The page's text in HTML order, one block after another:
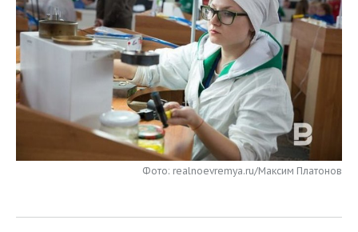
КОМУ ПРИНАДЛЕЖАТ
ТОРГОВЫЕ ЦЕНТРЫ
ТАТАРСТАНА
БЮДЖЕТ
ИНВЕСТИЦИИ
МАШИНОСТРОЕНИЕ
НЕФТЕХИМИЯ
НЕФТЬ
НОВОСТИ АВТО
БИЗНЕС
НОВОСТИ БИЗНЕСА
РОЗНИЧНАЯ ТОРГОВЛЯ
ТРАНСПОРТ
ТЕХНОЛОГИИ
НОВОСТИ ТЕХНОЛОГИЙ
МЕРОПРИЯТИЯ
НОВОСТИ МЕРОПРИЯТИЙ
ВЫЕЗДНАЯ РЕДАКЦИЯ
СПОРТ
ОБЩЕСТВО
Фото: realnoevremya.ru/Максим Платонов